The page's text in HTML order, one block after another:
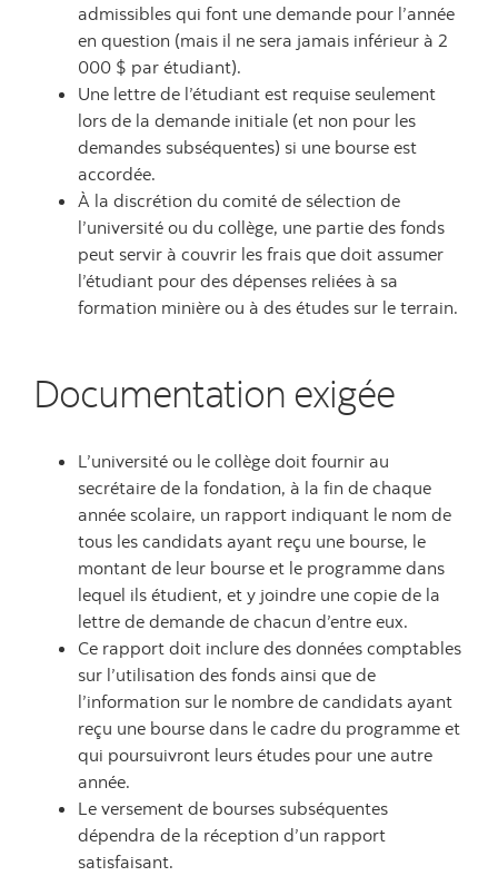
admissibles qui font une demande pour l’année
en question (mais il ne sera jamais inférieur à 2
000 $ par étudiant).
Une lettre de l’étudiant est requise seulement
lors de la demande initiale (et non pour les
demandes subséquentes) si une bourse est
accordée.
À la discrétion du comité de sélection de
l’université ou du collège, une partie des fonds
peut servir à couvrir les frais que doit assumer
l’étudiant pour des dépenses reliées à sa
formation minière ou à des études sur le terrain.
Documentation exigée
L’université ou le collège doit fournir au
secrétaire de la fondation, à la fin de chaque
année scolaire, un rapport indiquant le nom de
tous les candidats ayant reçu une bourse, le
montant de leur bourse et le programme dans
lequel ils étudient, et y joindre une copie de la
lettre de demande de chacun d’entre eux.
Ce rapport doit inclure des données comptables
sur l’utilisation des fonds ainsi que de
l’information sur le nombre de candidats ayant
reçu une bourse dans le cadre du programme et
qui poursuivront leurs études pour une autre
année.
Le versement de bourses subséquentes
dépendra de la réception d’un rapport
satisfaisant.